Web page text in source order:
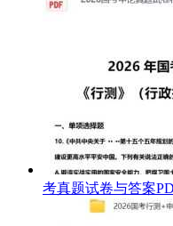
考真题试卷与答案